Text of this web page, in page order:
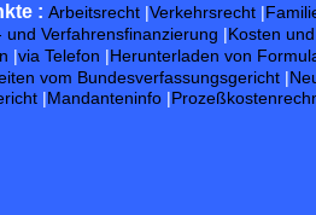
: Arbeitsrecht |Verkehrsrecht |
und Verfahrensfinanzierung |Kosten
|via Telefon |Herunterladen von
vom Bundesverfassungsgericht |
|Mandanteninfo |